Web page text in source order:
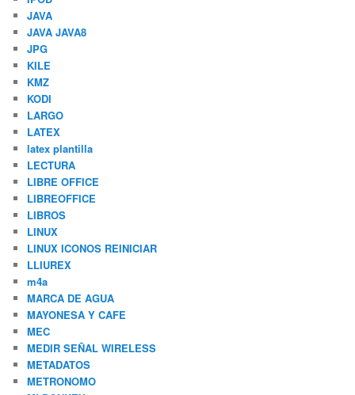
JAVA
JAVA JAVA8
JPG
KILE
KMZ
KODI
LARGO
LATEX
latex plantilla
LECTURA
LIBRE OFFICE
LIBREOFFICE
LIBROS
LINUX
LINUX ICONOS REINICIAR
LLIUREX
m4a
MARCA DE AGUA
MAYONESA Y CAFE
MEC
MEDIR SEÑAL WIRELESS
METADATOS
METRONOMO